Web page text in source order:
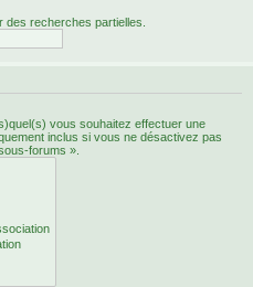
recherches partielles.
vous souhaitez effectuer une
inclus si vous ne désactivez pas
forums ».